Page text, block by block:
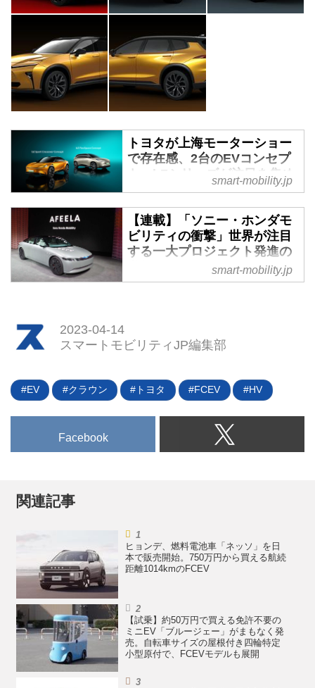
トヨタが上海モーターショー
で存在感、2台のEVコンセプ
ト、bZシリーズが注目を集め
る - スマートモビリティJP
EV一色となった観のある2023年
の上海モーターショー。トヨタは
bZシリーズの新たなコンセプトカ
ー2台、「bZ Sport Crossover
Concept」、「bZ FlexSpace
されることになる。
smart-mobility.jp
【連載】「ソニー・ホンダモ
ビリティの衝撃」世界が注目
する一大プロジェクト発進の
必然 - スマートモビリティJP
レンスで、ホンダと共同で設立し
たソニー・ホンダモビリティが開
（EV）の新ブランド
「AFEELA（アフィーラ）」の試
作車を世界初公開した。この一大
プロジェクトは徐々に形になりつ
つあるが、そもそもどのような経
smart-mobility.jp
2023-04-14
スマートモビリティJP編集部
EV クラウン トヨタ FCEV HV
Facebook
関連記事
ヒョンデ、燃料電池車「ネッソ」を日
本で販売開始。750万円から買える航続
距離1014kmのFCEV
【試乗】約50万円で買える免許不要の
ミニEV「ブルージェー」がまもなく発
売。自転車サイズの屋根付き四輪特定
小型原付で、FCEVモデルも展開